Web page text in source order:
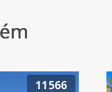
11566